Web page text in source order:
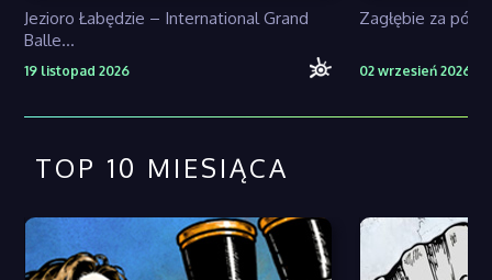
Jezioro Łabędzie – International Grand
Balle...
19 listopad 2026
Zagłębie za pół
02 wrzesień 2026
TOP 10 MIESIĄCA